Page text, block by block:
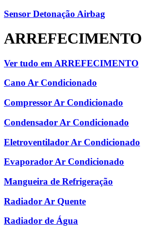
Sensor Detonação Airbag
ARREFECIMENTO
Ver tudo em ARREFECIMENTO
Cano Ar Condicionado
Compressor Ar Condicionado
Condensador Ar Condicionado
Eletroventilador Ar Condicionado
Evaporador Ar Condicionado
Mangueira de Refrigeração
Radiador Ar Quente
Radiador de Água